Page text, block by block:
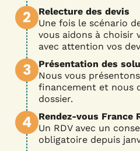
2
Relecture des devis
Une fois le scénario
vous aidons à choisir
avec attention vos
3
Présentation des
Nous vous
financement et nous
dossier.
4
Rendez-vous France
Un RDV avec un
obligatoire depuis